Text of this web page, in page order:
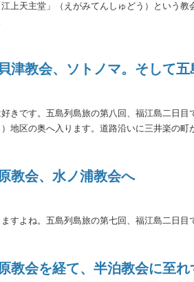
上天主堂」（えがみてんしゅどう）とい
津教会、ソトノマ。そして五
です。五島列島旅の第八回、福江島二日
地区の奥へ入ります。道路沿いに三井楽の
教会、水ノ浦教会へ
よね。五島列島旅の第七回、福江島二日
教会を経て、半泊教会に至れ